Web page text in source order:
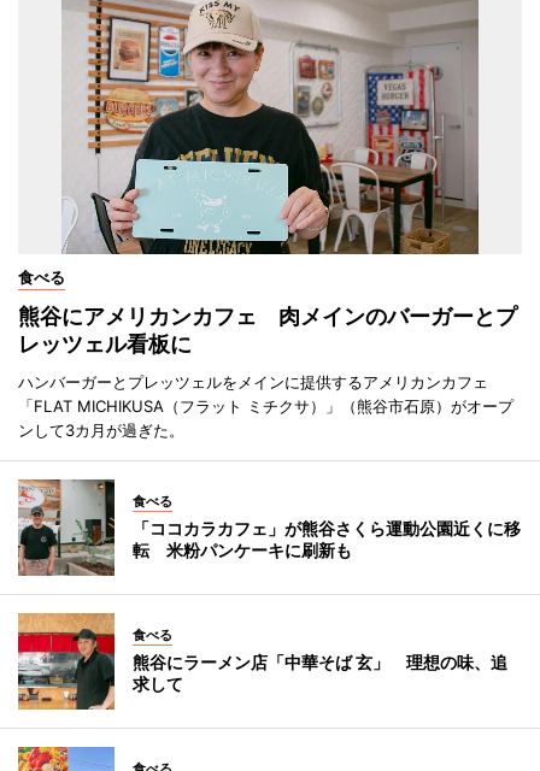
食べる
熊谷にアメリカンカフェ 肉メインのバーガーとプ
レッツェル看板に
ハンバーガーとプレッツェルをメインに提供するアメリカンカフェ
「FLAT MICHIKUSA（フラット ミチクサ）」（熊谷市石原）がオープ
ンして3カ月が過ぎた。
食べる
「ココカラカフェ」が熊谷さくら運動公園近くに移
転 米粉パンケーキに刷新も
食べる
熊谷にラーメン店「中華そば 玄」 理想の味、追
求して